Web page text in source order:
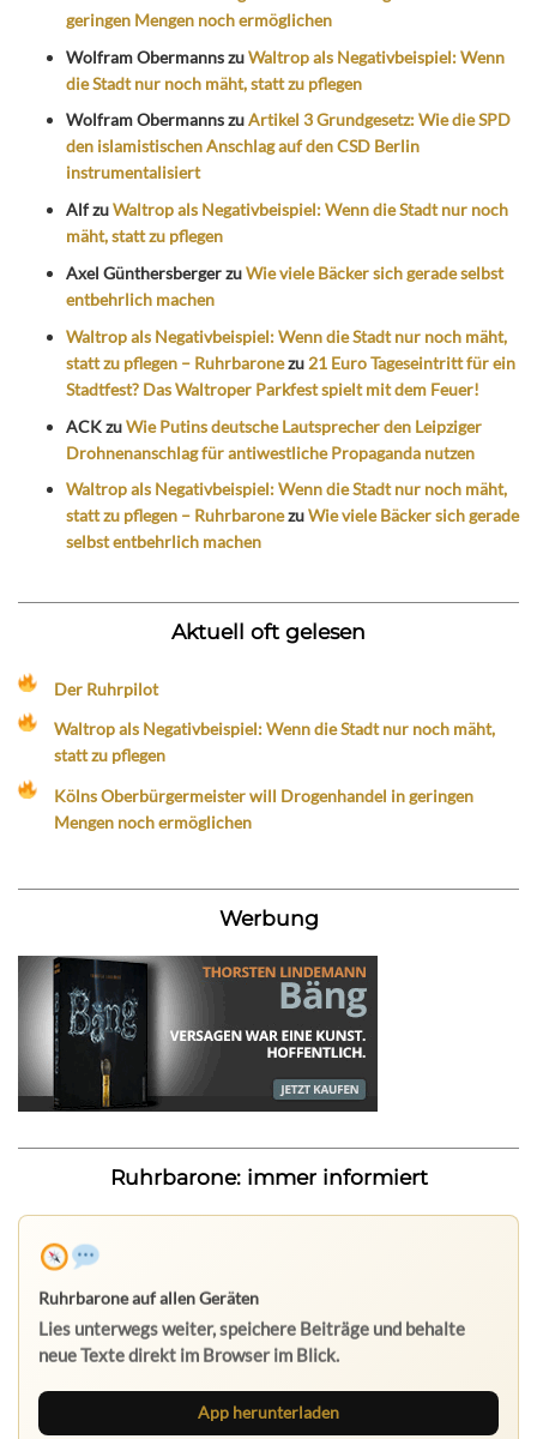
geringen Mengen noch ermöglichen
Wolfram ObermannszuWaltrop als Negativbeispiel: Wenn
die Stadt nur noch mäht, statt zu pflegen
Wolfram ObermannszuArtikel 3 Grundgesetz: Wie die SPD
den islamistischen Anschlag auf den CSD Berlin
instrumentalisiert
AlfzuWaltrop als Negativbeispiel: Wenn die Stadt nur noch
mäht, statt zu pflegen
Axel GünthersbergerzuWie viele Bäcker sich gerade selbst
entbehrlich machen
Waltrop als Negativbeispiel: Wenn die Stadt nur noch mäht,
statt zu pflegen – Ruhrbaronezu 21 Euro Tageseintritt für ein
Stadtfest? Das Waltroper Parkfest spielt mit dem Feuer!
ACKzuWie Putins deutsche Lautsprecher den Leipziger
Drohnenanschlag für antiwestliche Propaganda nutzen
Waltrop als Negativbeispiel: Wenn die Stadt nur noch mäht,
statt zu pflegen – RuhrbaronezuWie viele Bäcker sich gerade
selbst entbehrlich machen
Aktuell oft gelesen
Der Ruhrpilot
Waltrop als Negativbeispiel: Wenn die Stadt nur noch mäht,
statt zu pflegen
Kölns Oberbürgermeister will Drogenhandel in geringen
Mengen noch ermöglichen
Werbung
Ruhrbarone: immer informiert
Ruhrbarone auf allen Geräten
Lies unterwegs weiter, speichere Beiträge und behalte
neue Texte direkt im Browser im Blick.
App herunterladen